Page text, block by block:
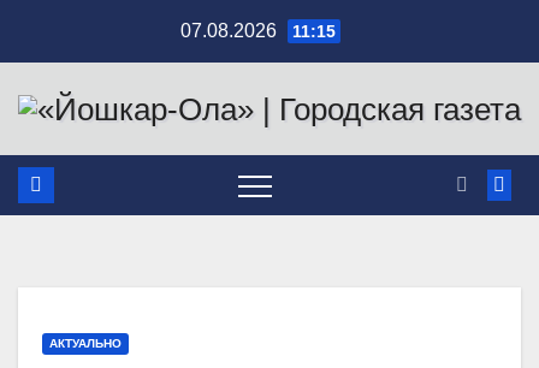
содержимому
07.08.2026 11:15
АКТУАЛЬНО